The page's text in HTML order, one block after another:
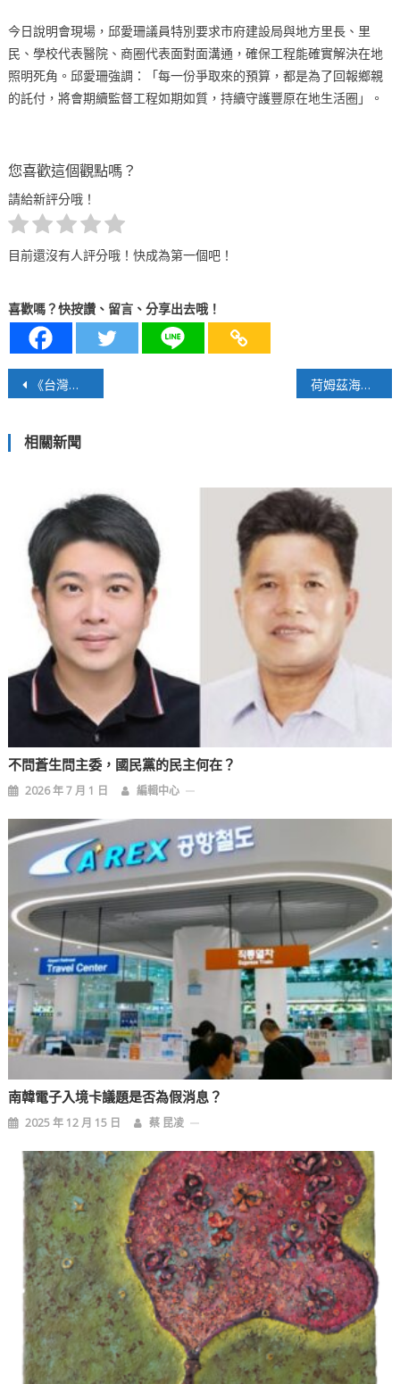
今日說明會現場，邱愛珊議員特別要求市府建設局與地方里長、里
民、學校代表醫院、商圈代表面對面溝通，確保工程能確實解決在地
照明死角。邱愛珊強調：「每一份爭取來的預算，都是為了回報鄉親
的託付，將會期續監督工程如期如質，持續守護豐原在地生活圈」。
您喜歡這個觀點嗎？
請給新評分哦！
目前還沒有人評分哦！快成為第一個吧！
喜歡嗎？快按讚、留言、分享出去哦！
文
導
《台灣鐵道車輛完全圖鑑》新書發表 荷姆茲海峽的能源與地緣博弈
相關新聞
不問蒼生問主委，國民黨的民主何在？
2026 年 7 月 1 日 編輯中心
南韓電子入境卡議題是否為假消息？
2025 年 12 月 15 日 蔡 昆凌